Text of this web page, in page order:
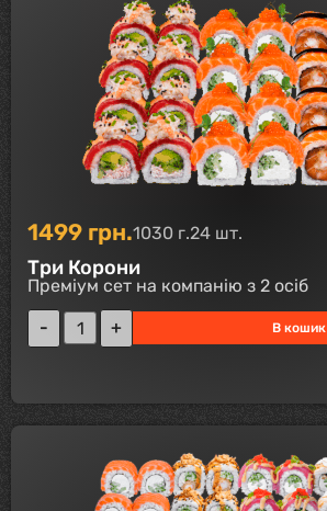
1499 грн.1030 г.24 шт.
Три Корони
Преміум сет на компанію з 2 осіб
В кошик